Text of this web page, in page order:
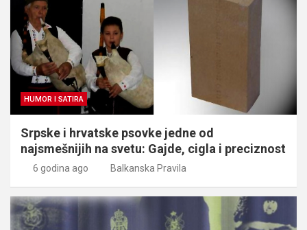
HUMOR I SATIRA
Srpske i hrvatske psovke jedne od
najsmešnijih na svetu: Gajde, cigla i preciznost
6 godina ago Balkanska Pravila